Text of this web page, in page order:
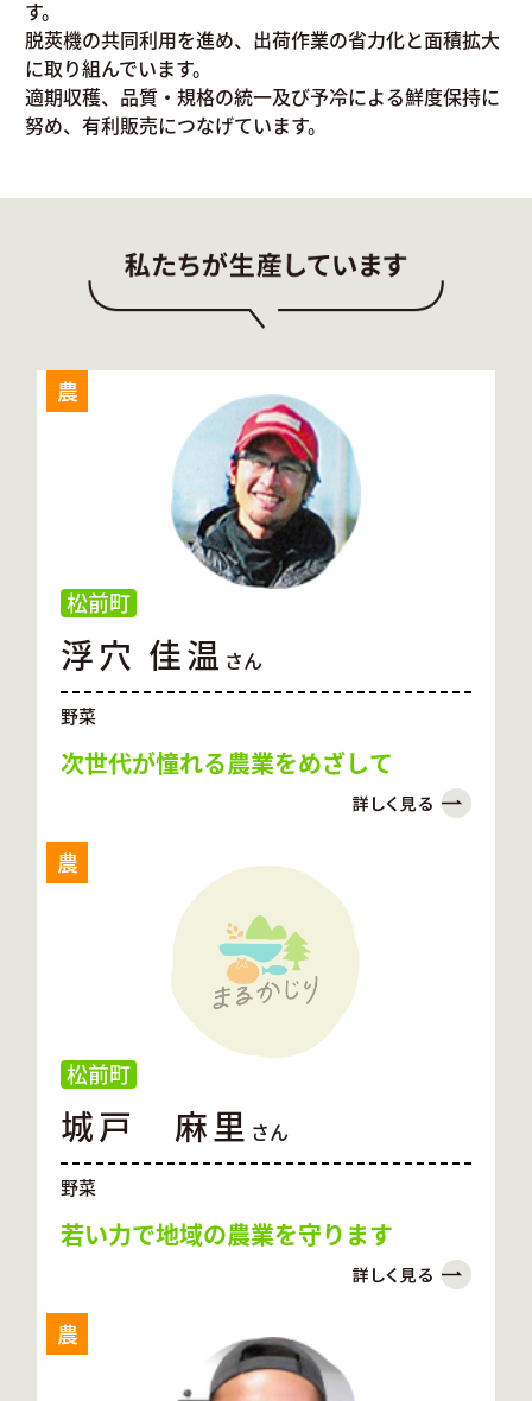
す。
脱莢機の共同利用を進め、出荷作業の省力化と面積拡大
に取り組んでいます。
適期収穫、品質・規格の統一及び予冷による鮮度保持に
努め、有利販売につなげています。
農
松前町
浮穴 佳温 さん
野菜
次世代が憧れる農業をめざして
農
松前町
城戸 麻里 さん
野菜
若い力で地域の農業を守ります
農